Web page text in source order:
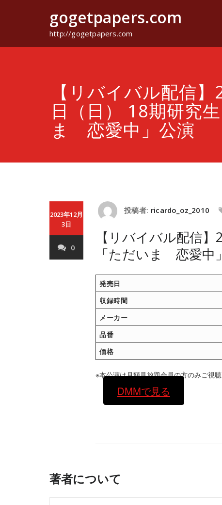
gogetpapers.com
http://gogetpapers.com
【リバイバル配信
日（日） 18期研究
ま 恋愛中」公演
2023年12月
3日
0
投稿者: ricardo_oz_2010
【リバイバル配信
「ただいま 恋愛中
発売日
収録時間
メーカー
品番
価格
※本公演は月額見放題会員の方のみご視聴
DMMで見る
著者について